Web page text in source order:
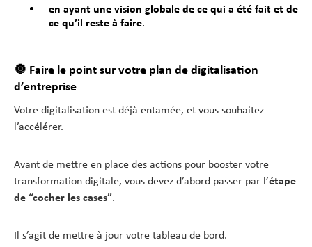
en ayant une vision globale de ce qui a été fait et de
ce qu’il reste à faire.
🔘 Faire le point sur votre plan de digitalisation
d’entreprise
Votre digitalisation est déjà entamée, et vous souhaitez
l’accélérer.
Avant de mettre en place des actions pour booster votre
transformation digitale, vous devez d’abord passer par l’étape
de “cocher les cases”.
Il s’agit de mettre à jour votre tableau de bord.